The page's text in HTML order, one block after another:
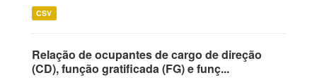
CSV
Relação de ocupantes de cargo de direção
(CD), função gratificada (FG) e funç...